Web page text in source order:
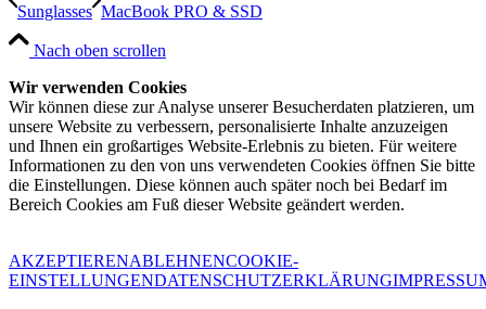
Sunglasses MacBook PRO & SSD
Nach oben scrollen
Wir verwenden Cookies
Wir können diese zur Analyse unserer Besucherdaten platzieren, um
unsere Website zu verbessern, personalisierte Inhalte anzuzeigen
und Ihnen ein großartiges Website-Erlebnis zu bieten. Für weitere
Informationen zu den von uns verwendeten Cookies öffnen Sie bitte
die Einstellungen. Diese können auch später noch bei Bedarf im
Bereich Cookies am Fuß dieser Website geändert werden.
AKZEPTIERENABLEHNENCOOKIE-
EINSTELLUNGENDATENSCHUTZERKLÄRUNG